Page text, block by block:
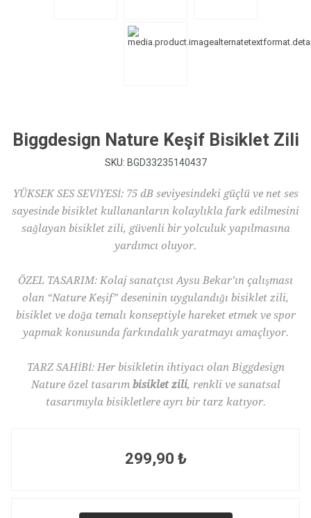
Biggdesign Nature Keşif Bisiklet Zili
SKU: BGD33235140437
YÜKSEK SES SEVİYESİ: 75 dB seviyesindeki güçlü ve net ses
sayesinde bisiklet kullananların kolaylıkla fark edilmesini
sağlayan bisiklet zili, güvenli bir yolculuk yapılmasına
yardımcı oluyor.
ÖZEL TASARIM: Kolaj sanatçısı Aysu Bekar’ın çalışması
olan “Nature Keşif” deseninin uygulandığı bisiklet zili,
bisiklet ve doğa temalı konseptiyle hareket etmek ve spor
yapmak konusunda farkındalık yaratmayı amaçlıyor.
TARZ SAHİBİ: Her bisikletin ihtiyacı olan Biggdesign
Nature özel tasarım bisiklet zili, renkli ve sanatsal
tasarımıyla bisikletlere ayrı bir tarz katıyor.
299,90 ₺